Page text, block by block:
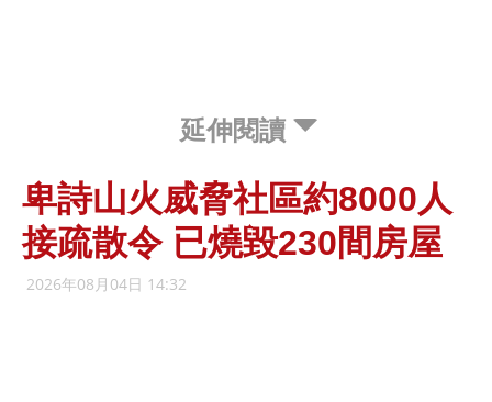
延伸閱讀
卑詩山火威脅社區約8000人
接疏散令 已燒毀230間房屋
2026年08月04日 14:32